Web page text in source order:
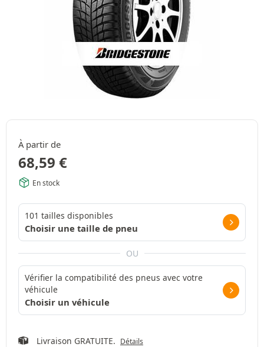
À partir de
68,59 €
En stock
101 tailles disponibles
Choisir une taille de pneu
OU
Vérifier la compatibilité des pneus avec votre
véhicule
Choisir un véhicule
Livraison GRATUITE. Détails